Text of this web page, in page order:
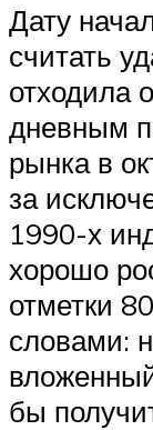
Дату
считать
отходила
дневным
рынка в
за
1990-х
хорошо
отметки
словами:
бы